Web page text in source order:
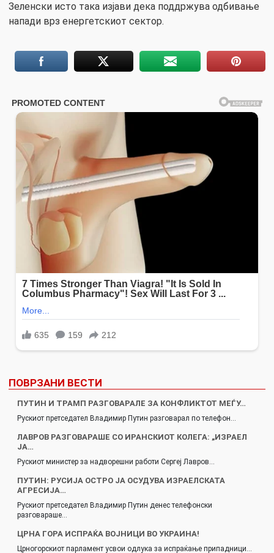
Зеленски исто така изјави дека поддржува одбивање
напади врз енергетскиот сектор.
ПОВРЗАНИ ВЕСТИ
ПУТИН И ТРАМП РАЗГОВАРАЛЕ ЗА КОНФЛИКТОТ МЕЃУ…
Рускиот претседател Владимир Путин разговарал по телефон…
ЛАВРОВ РАЗГОВАРАШЕ СО ИРАНСКИОТ КОЛЕГА: „ИЗРАЕЛ
ЈА…
Рускиот министер за надворешни работи Сергеј Лавров…
ПУТИН: РУСИЈА ОСТРО ЈА ОСУДУВА ИЗРАЕЛСКАТА
АГРЕСИЈА…
Рускиот претседател Владимир Путин денес телефонски
разговараше…
ЦРНА ГОРА ИСПРАЌА ВОЈНИЦИ ВО УКРАИНА!
Црногорскиот парламент усвои одлука за испраќање припадници…